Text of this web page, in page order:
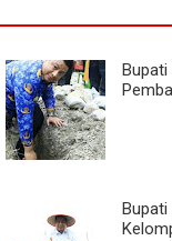
Bupati
Bupati